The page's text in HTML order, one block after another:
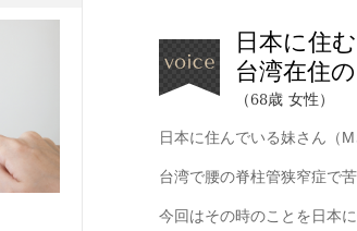
日本に住
台湾在住
（68歳 女性）
日本に住んでいる妹さん（
台湾で腰の脊柱管狭窄症で
今回はその時のことを日本